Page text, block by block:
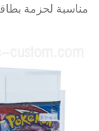
مناسبة لحزمة